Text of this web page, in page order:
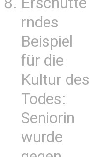
rndes
Beispiel
für die
Kultur des
Todes:
Seniorin
wurde